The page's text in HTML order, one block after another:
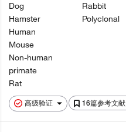
高级验证 16篇参考文献
Dog
Hamster
Human
Mouse
Non-human
primate
Rat
Rabbit
Polyclonal